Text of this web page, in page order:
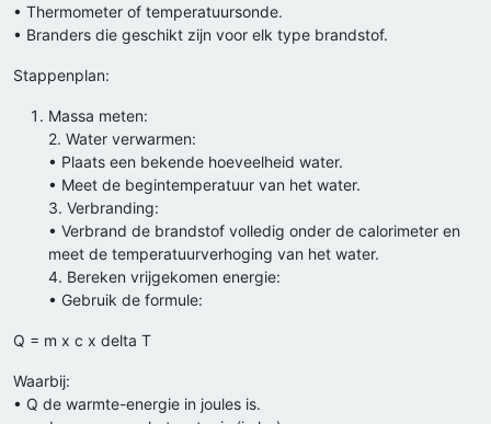
• Thermometer of temperatuursonde.
• Branders die geschikt zijn voor elk type brandstof.
Stappenplan:
Massa meten:
2. Water verwarmen:
• Plaats een bekende hoeveelheid water.
• Meet de begintemperatuur van het water.
3. Verbranding:
• Verbrand de brandstof volledig onder de calorimeter en
meet de temperatuurverhoging van het water.
4. Bereken vrijgekomen energie:
• Gebruik de formule:
Q = m x c x delta T
Waarbij:
• Q de warmte-energie in joules is.